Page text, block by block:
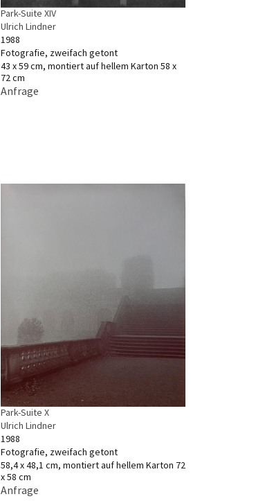
Park-Suite XIV
Ulrich Lindner
1988
Fotografie, zweifach getont
43 x 59 cm, montiert auf hellem Karton 58 x
72 cm
Anfrage
Park-Suite X
Ulrich Lindner
1988
Fotografie, zweifach getont
58,4 x 48,1 cm, montiert auf hellem Karton 72
x 58 cm
Anfrage